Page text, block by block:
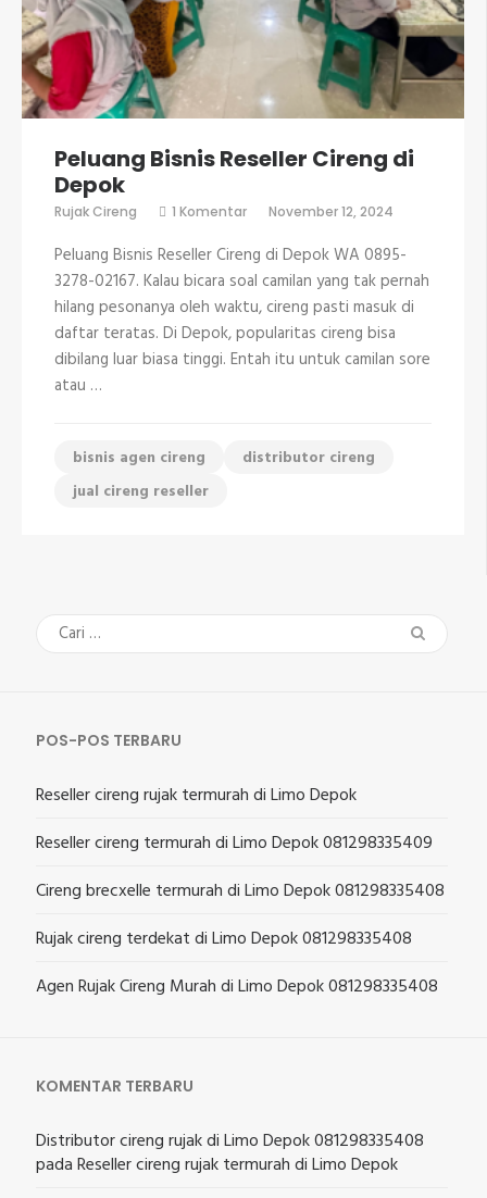
Peluang Bisnis Reseller Cireng di
Depok
Rujak Cireng 1 Komentarpada
Reseller
Cireng
di
Depok
November 12, 2024
Peluang Bisnis Reseller Cireng di Depok WA 0895-
3278-02167. Kalau bicara soal camilan yang tak pernah
hilang pesonanya oleh waktu, cireng pasti masuk di
daftar teratas. Di Depok, popularitas cireng bisa
dibilang luar biasa tinggi. Entah itu untuk camilan sore
atau …
bisnis agen cireng
distributor cireng
jual cireng reseller
Cari
untuk:
POS-POS TERBARU
Reseller cireng rujak termurah di Limo Depok
Reseller cireng termurah di Limo Depok 081298335409
Cireng brecxelle termurah di Limo Depok 081298335408
Rujak cireng terdekat di Limo Depok 081298335408
Agen Rujak Cireng Murah di Limo Depok 081298335408
KOMENTAR TERBARU
Distributor cireng rujak di Limo Depok 081298335408
padaReseller cireng rujak termurah di Limo Depok